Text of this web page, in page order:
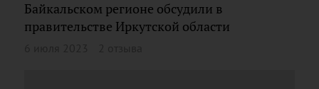
Байкальском регионе обсудили в
правительстве Иркутской области